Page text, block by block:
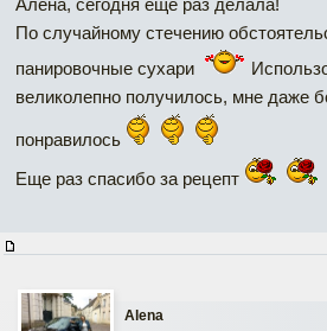
По случайному стечению
панировочные сухари
великолепно получилось, мне даже
понравилось
Еще раз спасибо за рецепт
Alena